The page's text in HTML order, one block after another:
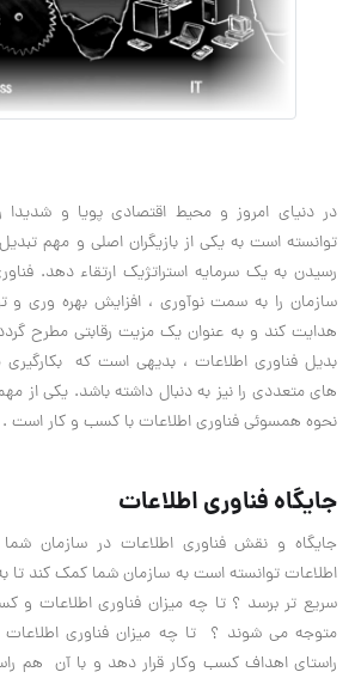
در دنیای امروز و محیط اقتصادی پویا و شدیدا
توانسته است به یکی از بازیگران اصلی و مهم
رسیدن به یک سرمایه استراتژیک ارتقاء دهد.
سازمان را به سمت نوآوری ، افزایش بهره وری و
هدایت کند و به عنوان یک مزیت رقابتی مطرح
بدیل فناوری اطلاعات ، بدیهی است که
های متعددی را نیز به دنبال داشته باشد. یکی از
نحوه همسوئی فناوری اطلاعات با کسب و کار است .
جایگاه فناوری اطلاعات
جایگاه و نقش فناوری اطلاعات در سازمان
اطلاعات توانسته است به سازمان شما کمک کند
سریع تر برسد ؟ تا چه میزان فناوری اطلاعات و
متوجه می شوند ؟ تا چه میزان فناوری
راستای اهداف کسب وکار قرار دهد و با آن هم